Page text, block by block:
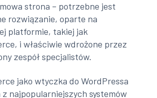
strona – potrzebne jest
rozwiązanie, oparte na
platformie, takiej jak
i właściwie wdrożone przez
zespół specjalistów.
jako wtyczka do WordPressa
z najpopularniejszych systemów